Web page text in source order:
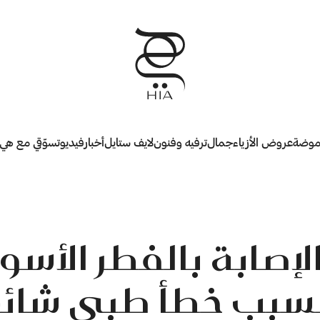
موضةعروض الأزياءجمالترفيه وفنونلايف ستايلأخبارفيديوتسوّقي مع هي
بالفطر
خطأ طبي